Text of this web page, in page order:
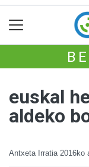
euskal
aldeko
Antxeta Irratia 2016ko